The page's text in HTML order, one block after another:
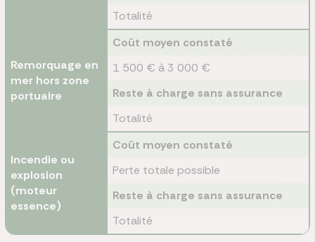
Totalité
Remorquage en
mer hors zone
portuaire
Coût moyen constaté
1 500 € à 3 000 €
Reste à charge sans assurance
Totalité
Incendie ou
explosion
(moteur
essence)
Coût moyen constaté
Perte totale possible
Reste à charge sans assurance
Totalité